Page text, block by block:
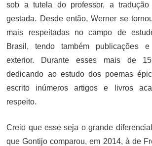
sob a tutela do professor, a
gestada. Desde então, Werner se
mais respeitadas no campo de
Brasil, tendo também publicações
exterior. Durante esses mais de
dedicando ao estudo dos poemas
escrito inúmeros artigos e livros
respeito.
Creio que esse seja o grande
que Gontijo comparou, em 2014, à de